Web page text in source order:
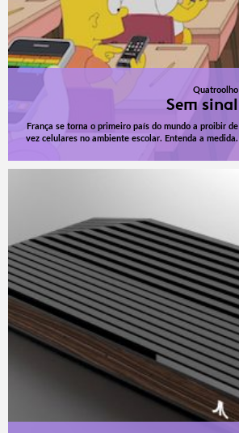
Quatroolho
Sem sinal
França se torna o primeiro país do mundo a proibir de
vez celulares no ambiente escolar. Entenda a medida.